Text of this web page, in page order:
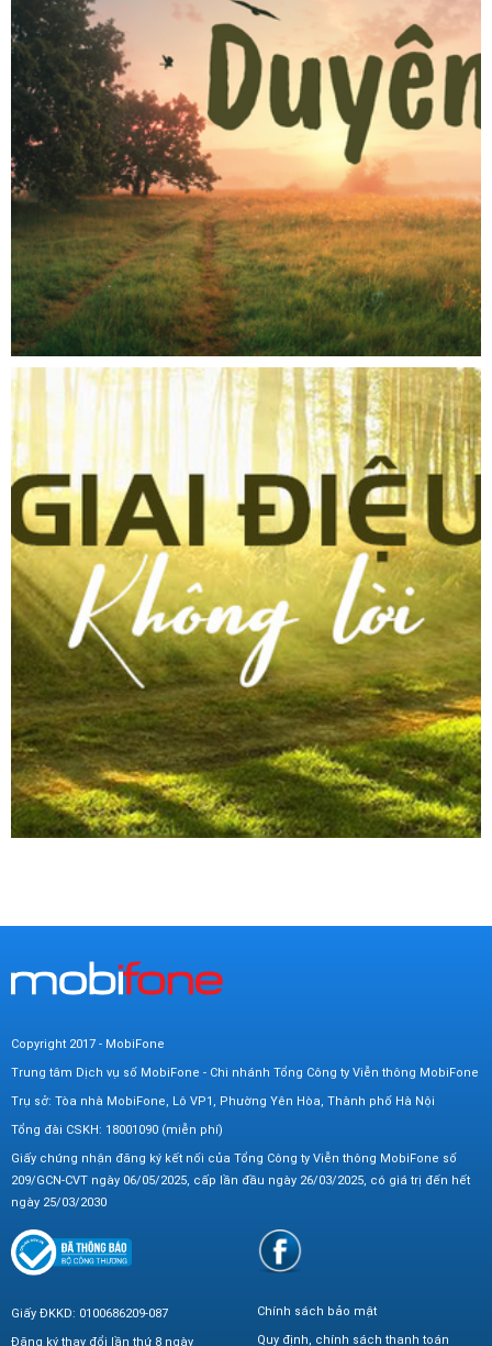
Copyright 2017 - MobiFone
Trung tâm Dịch vụ số MobiFone - Chi nhánh Tổng Công ty Viễn thông MobiFone
Trụ sở: Tòa nhà MobiFone, Lô VP1, Phường Yên Hòa, Thành phố Hà Nội
Tổng đài CSKH: 18001090 (miễn phí)
Giấy chứng nhận đăng ký kết nối của Tổng Công ty Viễn thông MobiFone số
209/GCN-CVT ngày 06/05/2025, cấp lần đầu ngày 26/03/2025, có giá trị đến hết
ngày 25/03/2030
Giấy ĐKKD: 0100686209-087
Đăng ký thay đổi lần thứ 8 ngày
Chính sách bảo mật
Quy định, chính sách thanh toán